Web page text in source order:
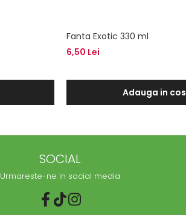
Fanta Exotic 330 ml
6,50 Lei
Adauga in cos
SOCIAL
Urmareste-ne in social media